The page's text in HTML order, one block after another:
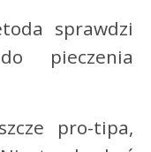
sprawdzi
pieczenia
pro-tipa,